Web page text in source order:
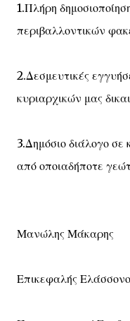
1.Πλήρη
περιβαλλοντικών
2.Δεσμευτικές
κυριαρχικών μας
3.Δημόσιο διάλογο
από οποιαδήποτε
Μανώλης Μάκαρης
Επικεφαλής